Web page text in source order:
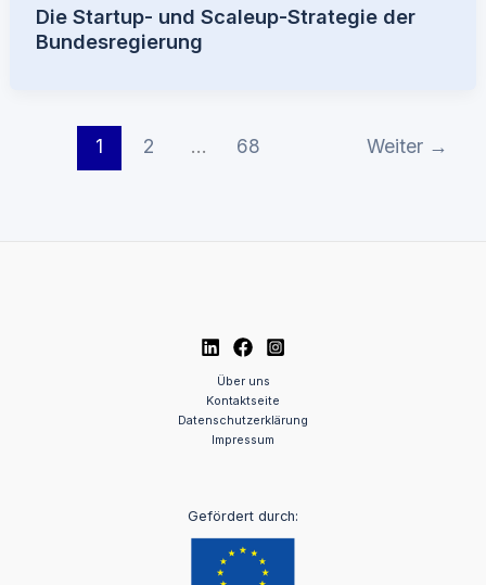
Die Startup- und Scaleup-Strategie der
Bundesregierung
1 2 … 68 Weiter →
Über uns
Kontaktseite
Datenschutzerklärung
Impressum
Gefördert durch: